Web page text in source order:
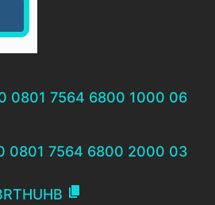
0801 7564 6800 1000 06
0801 7564 6800 2000 03
